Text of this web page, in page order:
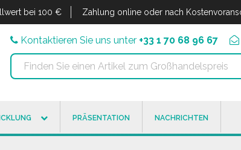
bei 100 € Zahlung online oder nach
Kontaktieren Sie uns unter +33 1 70 68 96 67
PRÄSENTATION NACHRICHTEN